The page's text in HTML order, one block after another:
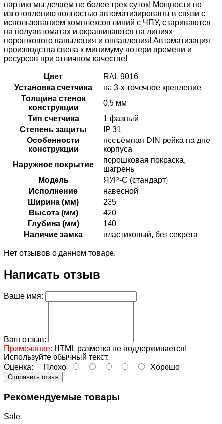
партию мы делаем не более трех суток! Мощности по
изготовлению полностью автоматизированы в связи с
использованием комплексов линий с ЧПУ, свариваются
на полуавтоматах и окрашиваются на линиях
порошкового напыления и оплавления! Автоматизация
производства свела к минимуму потери времени и
ресурсов при отличном качестве!
Цвет
RAL 9016
Установка счетчика
на 3-х точечное крепление
Толщина стенок
конструкции
0,5 мм
Тип счетчика
1 фазный
Степень защиты
IP 31
Особенности
конструкции
несъёмная DIN-рейка на дне
корпуса
Наружное покрытие
порошковая покраска,
шагрень
Модель
ЯУР-С (стандарт)
Исполнение
навесной
Ширина (мм)
235
Высота (мм)
420
Глубина (мм)
140
Наличие замка
пластиковый, без секрета
Нет отзывов о данном товаре.
Написать отзыв
Ваше имя:
Ваш отзыв:
Примечание: HTML разметка не поддерживается!
Используйте обычный текст.
Оценка: Плохо Хорошо
Отправить отзыв
Рекомендуемые товары
Sale